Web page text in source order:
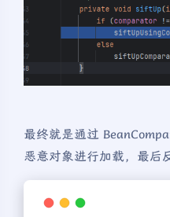
最终就是通过
恶意对象进行加载，最后